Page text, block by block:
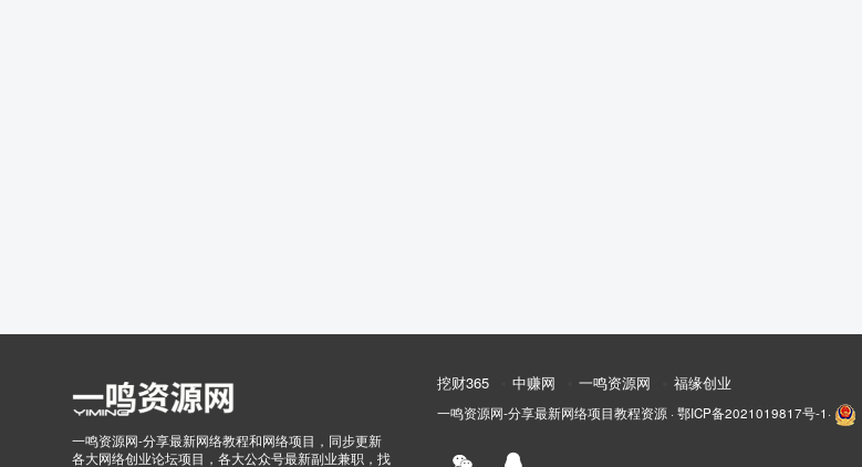
一鸣资源网-分享最新网络教程和网络项目，同步更新
各大网络创业论坛项目，各大公众号最新副业兼职，找
挖财365 中赚网 一鸣资源网 福缘创业
一鸣资源网-分享最新网络项目教程资源 · 鄂ICP备2021019817号-1 ·